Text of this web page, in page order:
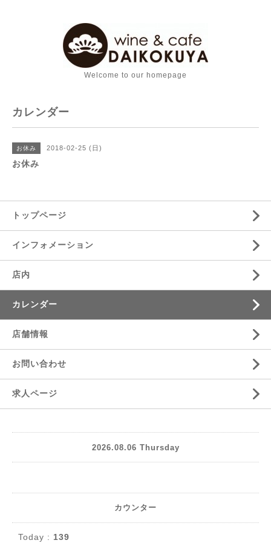
Welcome to our homepage
カレンダー
お休み 2018-02-25 (日)
お休み
トップページ
インフォメーション
店内
カレンダー
店舗情報
お問い合わせ
求人ページ
2026.08.06 Thursday
カウンター
Today : 139